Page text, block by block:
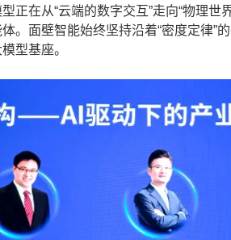
正在从“云端的数字交互”走向“物理
。面壁智能始终坚持沿着“密度定律”
型基座。